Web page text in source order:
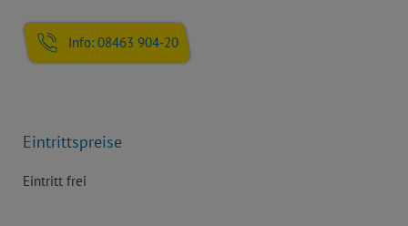
Info: 08463 904-20
Eintrittspreise
Eintritt frei